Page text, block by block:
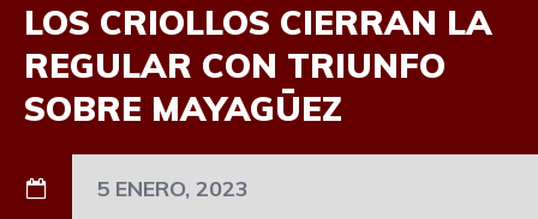
LOS CRIOLLOS CIERRAN LA
REGULAR CON TRIUNFO
SOBRE MAYAGÜEZ
5 ENERO, 2023